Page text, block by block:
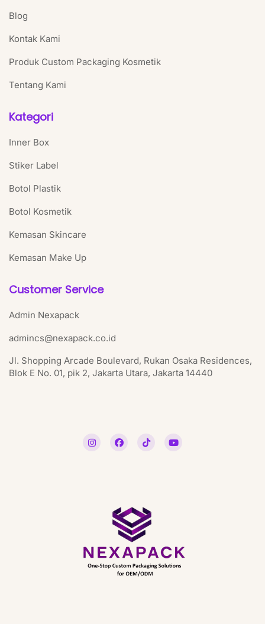
Blog
Kontak Kami
Produk Custom Packaging Kosmetik
Tentang Kami
Kategori
Inner Box
Stiker Label
Botol Plastik
Botol Kosmetik
Kemasan Skincare
Kemasan Make Up
Customer Service
Admin Nexapack
admincs@nexapack.co.id
Jl. Shopping Arcade Boulevard, Rukan Osaka Residences,
Blok E No. 01, pik 2, Jakarta Utara, Jakarta 14440